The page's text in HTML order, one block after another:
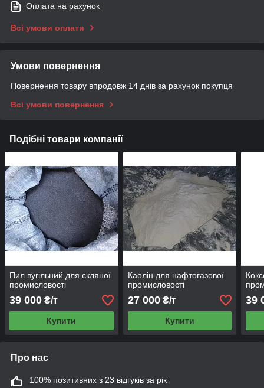
Оплата на рахунок
Всі умови оплати
Умови повернення
Повернення товару впродовж 14 днів за рахунок покупця
Всі умови повернення
Подібні товари компанії
Пил вугільний для скляної
промисловості
39 000 ₴/т
Купити
Каолін для нафтогазової
промисловості
27 000₴/т
Купити
39
Про нас
100% позитивних з 23 відгуків за рік